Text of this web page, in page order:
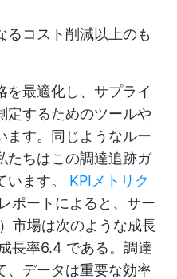
るコスト削減以上のも
を最適化し、サプライ
定するためのツールや
ます。同じようなルー
たちはこの調達追跡ガ
います。 KPIメトリク
ポートによると、サー
市場は次のような成長
長率6.4 である。調達
、データは重要な効率